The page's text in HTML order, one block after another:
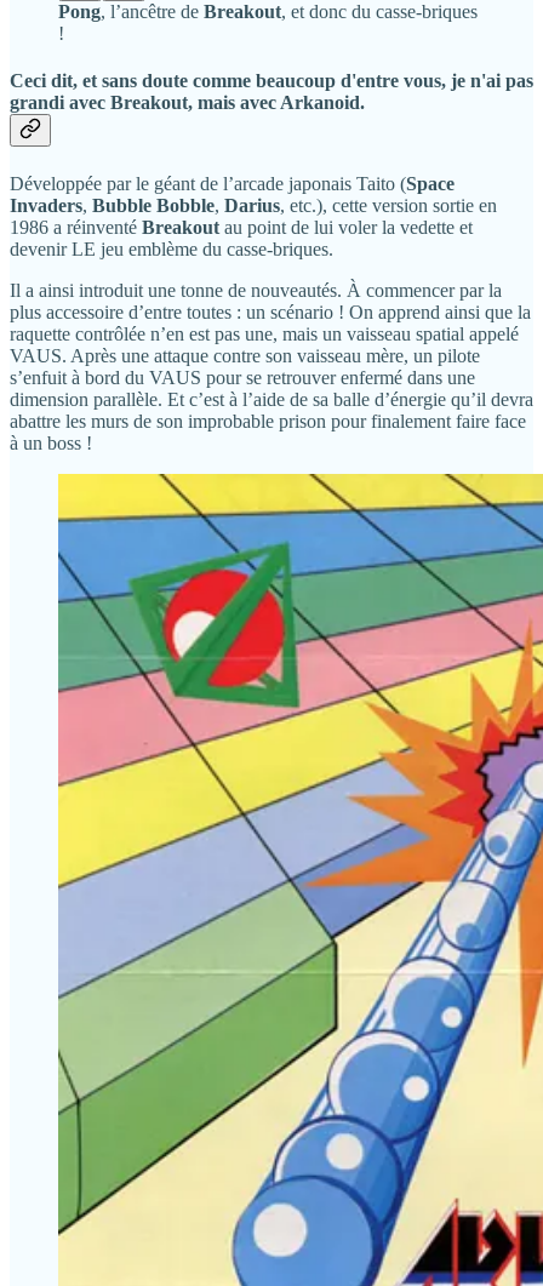
Pong, l’ancêtre de Breakout, et donc du casse-briques
!
Ceci dit, et sans doute comme beaucoup d'entre vous, je n'ai pas
grandi avec Breakout, mais avec Arkanoid.
Développée par le géant de l’arcade japonais Taito (Space
Invaders, Bubble Bobble, Darius, etc.), cette version sortie en
1986 a réinventé Breakout au point de lui voler la vedette et
devenir LE jeu emblème du casse-briques.
Il a ainsi introduit une tonne de nouveautés. À commencer par la
plus accessoire d’entre toutes : un scénario ! On apprend ainsi que la
raquette contrôlée n’en est pas une, mais un vaisseau spatial appelé
VAUS. Après une attaque contre son vaisseau mère, un pilote
s’enfuit à bord du VAUS pour se retrouver enfermé dans une
dimension parallèle. Et c’est à l’aide de sa balle d’énergie qu’il devra
abattre les murs de son improbable prison pour finalement faire face
à un boss !